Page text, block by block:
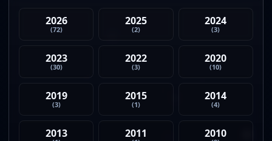
2026
(72)
2025
(2)
2024
(3)
2023
(30)
2022
(3)
2020
(10)
2019
(3)
2015
(1)
2014
(4)
2013 2011 2010